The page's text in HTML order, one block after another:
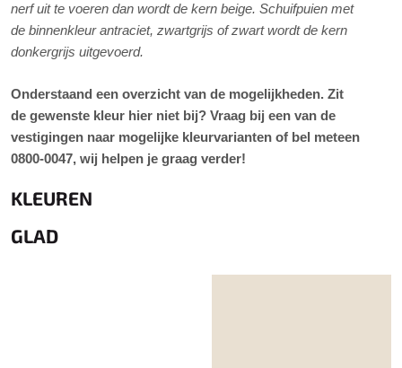
nerf uit te voeren dan wordt de kern beige. Schuifpuien met
de binnenkleur antraciet, zwartgrijs of zwart wordt de kern
donkergrijs uitgevoerd.
Onderstaand een overzicht van de mogelijkheden. Zit
de gewenste kleur hier niet bij? Vraag bij een van de
vestigingen naar mogelijke kleurvarianten of bel meteen
0800-0047, wij helpen je graag verder!
KLEUREN
GLAD